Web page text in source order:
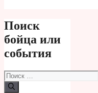
Поиск
бойца или
события
Поиск: